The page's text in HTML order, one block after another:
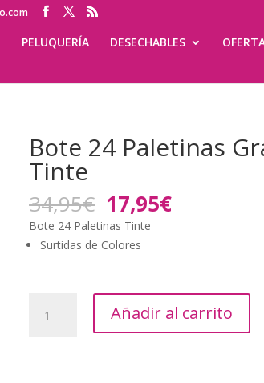
PELUQUERÍA DESECHABLES
Bote 24 Paletinas
Tinte
34,95€ El
precio
original
era:
17,95€El
Bote 24 Paletinas Tinte
Surtidas de Colores
Añadir al carrito